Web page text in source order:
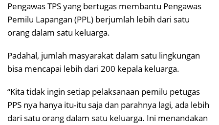
Pengawas TPS yang bertugas membantu Pengawas
Pemilu Lapangan (PPL) berjumlah lebih dari satu
orang dalam satu keluarga.
Padahal, jumlah masyarakat dalam satu lingkungan
bisa mencapai lebih dari 200 kepala keluarga.
“Kita tidak ingin setiap pelaksanaan pemilu petugas
PPS nya hanya itu-itu saja dan parahnya lagi, ada lebih
dari satu orang dalam satu keluarga. Ini menandakan